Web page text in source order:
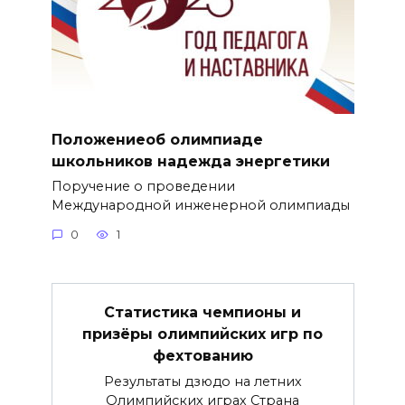
Положениеоб олимпиаде
школьников надежда энергетики
Поручение о проведении
Международной инженерной олимпиады
0 1
Статистика чемпионы и
призёры олимпийских игр по
фехтованию
Результаты дзюдо на летних
Олимпийских играх Страна